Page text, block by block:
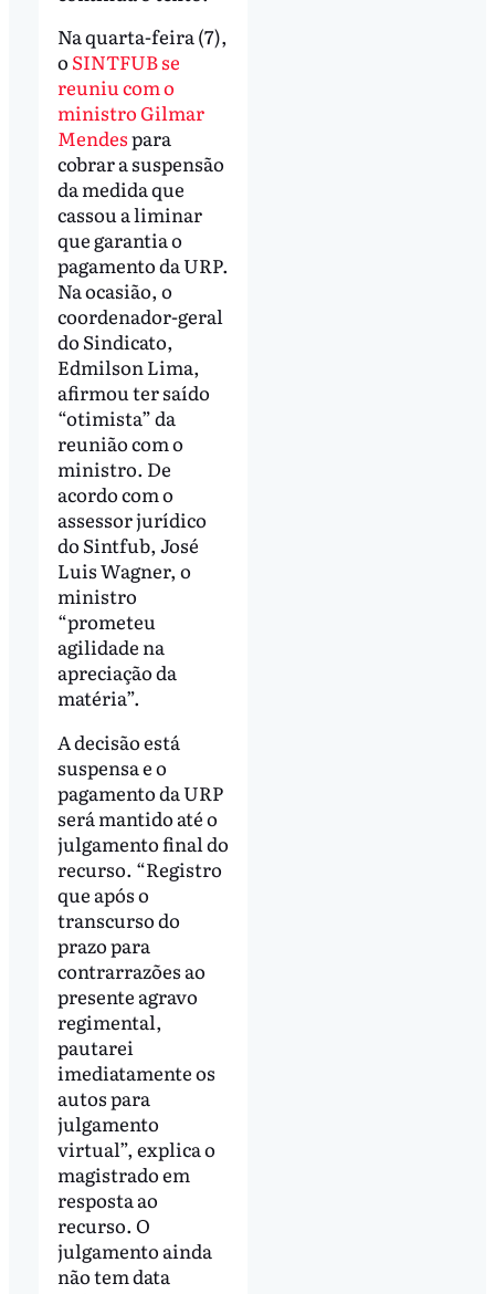
Na quarta-feira (7),
o SINTFUB se
reuniu com o
ministro Gilmar
Mendespara
cobrar a suspensão
da medida que
cassou a liminar
que garantia o
pagamento da URP.
Na ocasião, o
coordenador-geral
do Sindicato,
Edmilson Lima,
afirmou ter saído
“otimista” da
reunião com o
ministro. De
acordo com o
assessor jurídico
do Sintfub, José
Luis Wagner, o
ministro
“prometeu
agilidade na
apreciação da
matéria”.
A decisão está
suspensa e o
pagamento da URP
será mantido até o
julgamento final do
recurso. “Registro
que após o
transcurso do
prazo para
contrarrazões ao
presente agravo
regimental,
pautarei
imediatamente os
autos para
julgamento
virtual”, explica o
magistrado em
resposta ao
recurso. O
julgamento ainda
não tem data